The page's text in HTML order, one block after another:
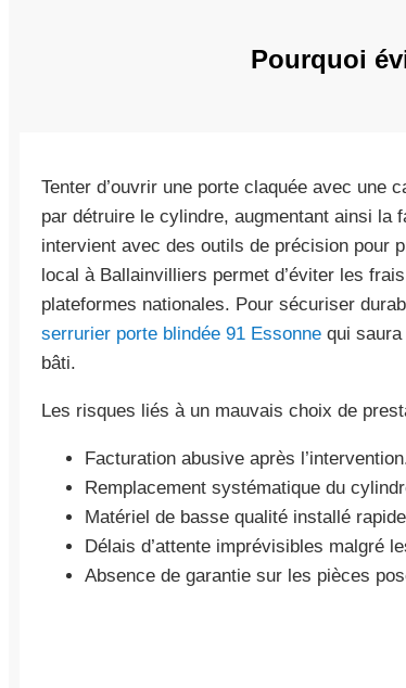
Pourquoi
Tenter d’ouvrir une porte claquée avec une
par détruire le cylindre, augmentant ainsi la
intervient avec des outils de précision pour
local à Ballainvilliers permet d’éviter les
plateformes nationales. Pour sécuriser
serrurier porte blindée 91 Essonne qui
bâti.
Les risques liés à un mauvais choix de
Facturation abusive après
Remplacement systématique du
Matériel de basse qualité installé
Délais d’attente imprévisibles malgré
Absence de garantie sur les pièces